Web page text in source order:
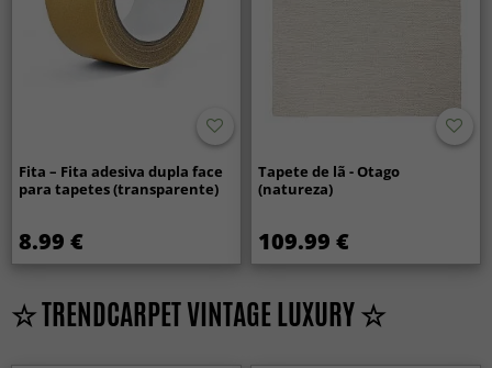
Fita – Fita adesiva dupla face
para tapetes (transparente)
8.99 €
Tapete de lã - Otago
(natureza)
109.99 €
☆ TRENDCARPET VINTAGE LUXURY ☆